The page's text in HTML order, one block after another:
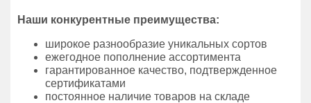
Наши конкурентные преимущества:
широкое разнообразие уникальных сортов
ежегодное пополнение ассортимента
гарантированное качество, подтвержденное
сертификатами
постоянное наличие товаров на складе